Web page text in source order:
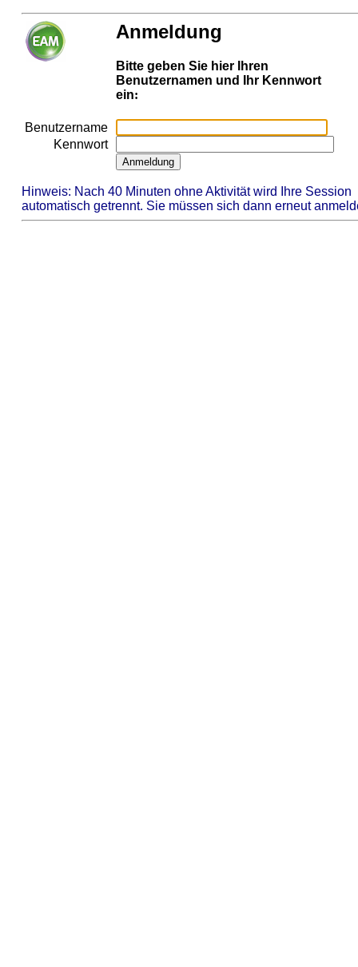
Anmeldung
Bitte geben Sie hier Ihren
Benutzernamen und Ihr Kennwort
ein:
Benutzername
Kennwort
Hinweis: Nach 40 Minuten ohne Aktivität wird Ihre Session
automatisch getrennt. Sie müssen sich dann erneut